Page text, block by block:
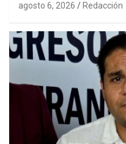
agosto 6, 2026 Redacción